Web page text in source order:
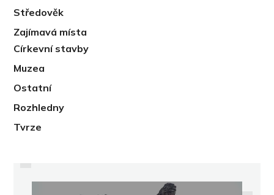
Středověk
Zajímavá místa
Církevní stavby
Muzea
Ostatní
Rozhledny
Tvrze
PREVIOUS
ČESKÝ ŠTERNBERK